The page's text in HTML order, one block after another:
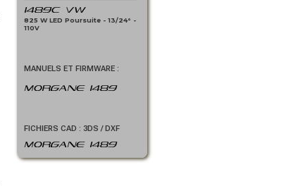
1489C VW
825 W LED Poursuite - 13/24° -
110V
MANUELS ET FIRMWARE :
MORGANE 1489
FICHIERS CAD : 3DS / DXF
MORGANE 1489